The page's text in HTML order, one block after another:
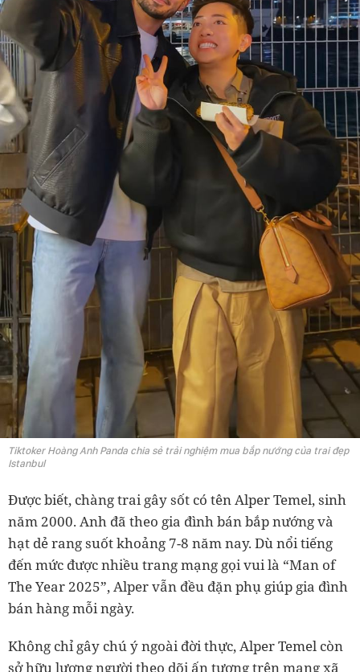
Tiktoker Hoàng Anh Panda chia sẻ trải nghiệm mua bắp nướng của trai đẹp
Istanbul
Được biết, chàng trai gây sốt có tên Alper Temel, sinh
năm 2000. Anh đã theo gia đình bán bắp nướng và
hạt dẻ rang suốt khoảng 7-8 năm nay. Dù nổi tiếng
đến mức được nhiều trang mạng gọi vui là “Man of
The Year 2025”, Alper vẫn đều đặn phụ giúp gia đình
bán hàng mỗi ngày.
Không chỉ gây chú ý ngoài đời thực, Alper Temel còn
sở hữu lượng người theo dõi ấn tượng trên mạng xã